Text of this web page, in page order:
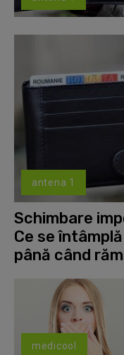
antena 1
Schimbare
Ce se
până când
medicool